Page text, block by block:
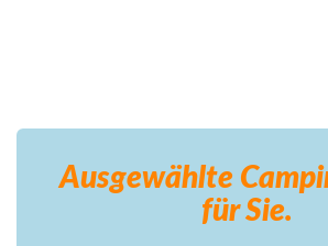
Ausgewählte
für Sie.